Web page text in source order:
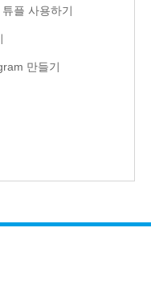
플 사용하기
만들기